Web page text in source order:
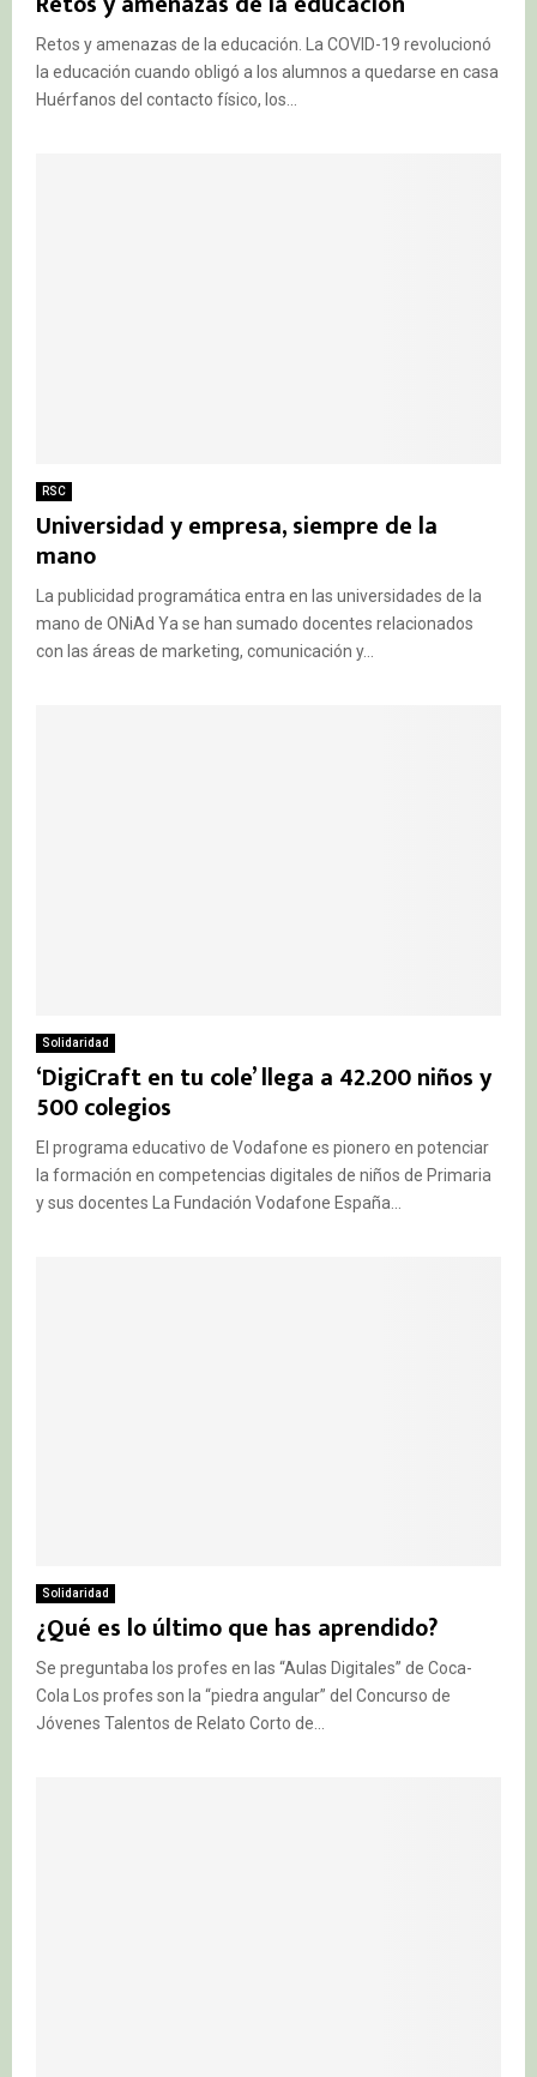
Retos y amenazas de la educación. La COVID-19 revolucionó
la educación cuando obligó a los alumnos a quedarse en casa
Huérfanos del contacto físico, los...
RSC
Universidad y empresa, siempre de la
mano
La publicidad programática entra en las universidades de la
mano de ONiAd Ya se han sumado docentes relacionados
con las áreas de marketing, comunicación y...
Solidaridad
‘DigiCraft en tu cole’ llega a 42.200 niños y
500 colegios
El programa educativo de Vodafone es pionero en potenciar
la formación en competencias digitales de niños de Primaria
y sus docentes La Fundación Vodafone España...
Solidaridad
¿Qué es lo último que has aprendido?
Se preguntaba los profes en las “Aulas Digitales” de Coca-
Cola Los profes son la “piedra angular” del Concurso de
Jóvenes Talentos de Relato Corto de...